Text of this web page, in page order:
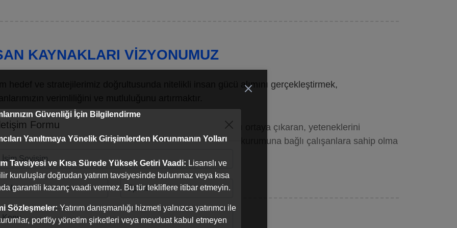
Güvenliği İçin Bilgilendirme
Yanıltmaya Yönelik Girişimlerden Korunmanın Yolları
Tavsiyesi ve Kısa Sürede Yüksek Getiri Vaadi: Lisanslı ve
kuruluşlar doğrudan yatırım tavsiyesinde bulunmaz veya kısa
garantili kazanç vaadi vermez. Bu tür tekliflere itibar etmeyin.
Sözleşmeler: Yatırım danışmanlığı hizmeti yalnızca yatırımcı ile
portföy yönetim şirketleri veya mevduat kabul etmeyen
KAYNAKLARI VIZYONUMUZ
hedef ve stratejilerimiz doğrultusunda nitelikli insan gücü alımını gerçekleştirmek,
Inveo Portföy çalışanlarının enerji ve yaratıcılıklarını ortaya çıkaran, yeteneklerini
uygun bir iş ortamı yaratarak, motivasyonu yüksek, kurumuna bağlı çalışanlara sahip olma
benimsemiştir.
Formu